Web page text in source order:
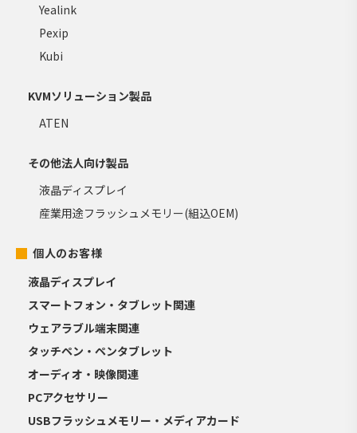
Yealink
Pexip
Kubi
KVMソリューション製品
ATEN
その他法人向け製品
液晶ディスプレイ
産業用途フラッシュメモリー(組込OEM)
個人のお客様
液晶ディスプレイ
スマートフォン・タブレット関連
ウェアラブル端末関連
タッチペン・ペンタブレット
オーディオ・映像関連
PCアクセサリー
USBフラッシュメモリー・メディアカード